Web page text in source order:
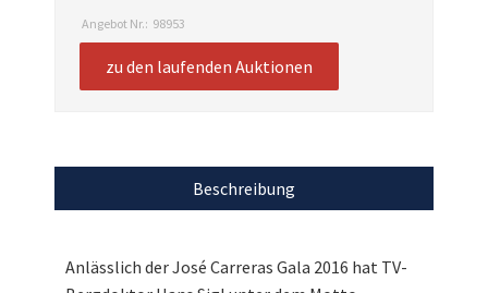
Angebot Nr.: 98953
zu den laufenden Auktionen
Beschreibung
Anlässlich der José Carreras Gala 2016 hat TV-